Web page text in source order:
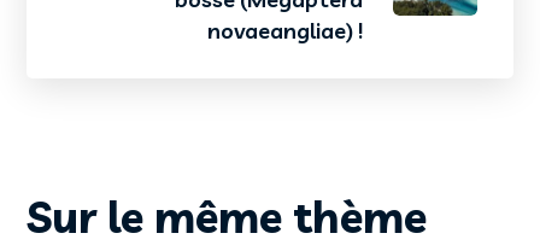
novaeangliae) !
Sur le même thème